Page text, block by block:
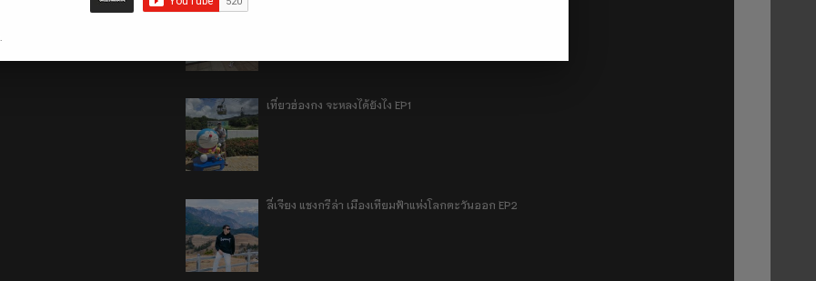
เที่ยวฮ่องกง จะหลงได้ยังไง EP1
ลี่เจียง แชงกรีล่า เมืองเทียมฟ้าแห่งโลกตะวันออก EP2